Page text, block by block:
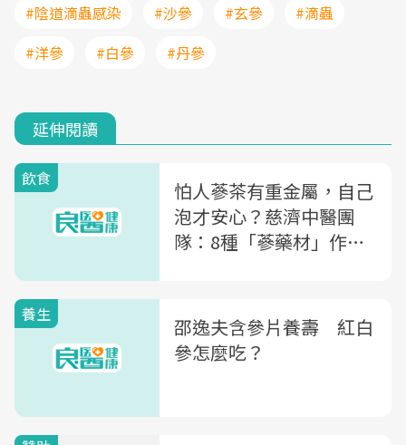
#陰道滴蟲感染 #沙參 #玄參
#滴蟲
#洋參
#白參 #丹參
延伸閱讀
飲食
怕人蔘茶有重金屬，自己
泡才安心？慈濟中醫團
隊：8種「蔘藥材」作用
養生
邵逸夫含參片養壽 紅白
參怎麼吃？